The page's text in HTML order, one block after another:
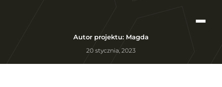
Autor projektu: Magda
20 stycznia, 2023